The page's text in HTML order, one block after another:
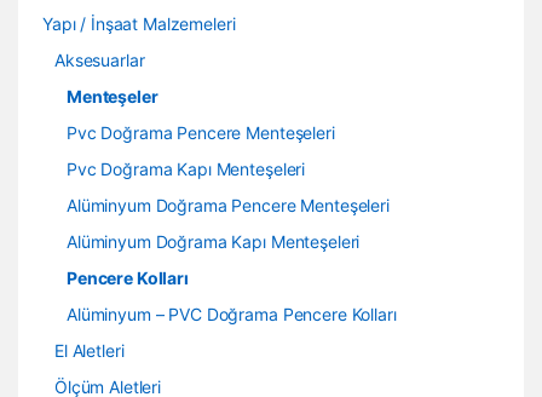
Yapı / İnşaat Malzemeleri
Aksesuarlar
Menteşeler
Pvc Doğrama Pencere Menteşeleri
Pvc Doğrama Kapı Menteşeleri
Alüminyum Doğrama Pencere Menteşeleri
Alüminyum Doğrama Kapı Menteşeleri
Pencere Kolları
Alüminyum – PVC Doğrama Pencere Kolları
El Aletleri
Ölçüm Aletleri